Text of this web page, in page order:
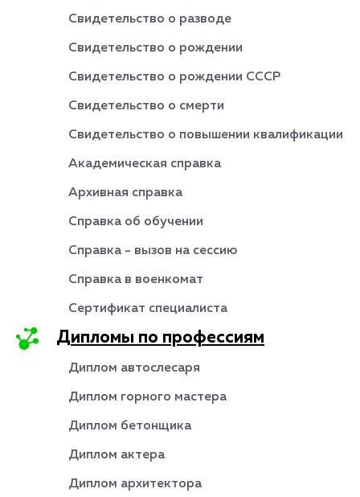
Свидетельство о разводе
Свидетельство о рождении
Свидетельство о рождении СССР
Свидетельство о смерти
Свидетельство о повышении квалификации
Академическая справка
Архивная справка
Справка об обучении
Справка - вызов на сессию
Справка в военкомат
Сертификат специалиста
Дипломы по профессиям
Диплом автослесаря
Диплом горного мастера
Диплом бетонщика
Диплом актера
Диплом архитектора